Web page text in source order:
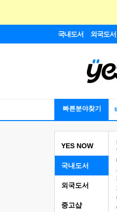
국내도서 외국도서
빠른분야찾기
YES NOW
국내도서
외국도서
중고샵